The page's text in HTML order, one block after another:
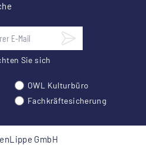
Sie sich
OWL Kulturbüro
Fachkräftesicherung
GmbH